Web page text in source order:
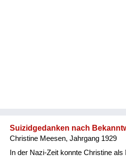
Suizidgedanken nach
Christine Meesen, Jahrgang 1929
In der Nazi-Zeit konnte Christine